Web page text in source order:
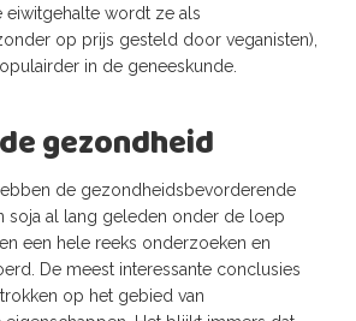
eiwitgehalte wordt ze als
op prijs gesteld door veganisten),
in de geneeskunde.
gezondheid
de gezondheidsbevorderende
soja al lang geleden onder de loep
een hele reeks onderzoeken en
De meest interessante conclusies
op het gebied van